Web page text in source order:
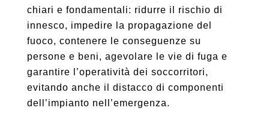
chiari e fondamentali: ridurre il rischio di
innesco, impedire la propagazione del
fuoco, contenere le conseguenze su
persone e beni, agevolare le vie di fuga e
garantire l’operatività dei soccorritori,
evitando anche il distacco di componenti
dell’impianto nell’emergenza.